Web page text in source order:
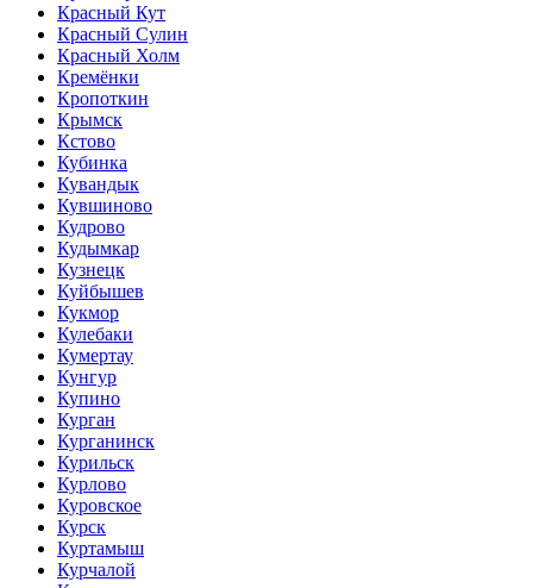
Красный Кут
Красный Сулин
Красный Холм
Кремёнки
Кропоткин
Крымск
Кстово
Кубинка
Кувандык
Кувшиново
Кудрово
Кудымкар
Кузнецк
Куйбышев
Кукмор
Кулебаки
Кумертау
Кунгур
Купино
Курган
Курганинск
Курильск
Курлово
Куровское
Курск
Куртамыш
Курчалой